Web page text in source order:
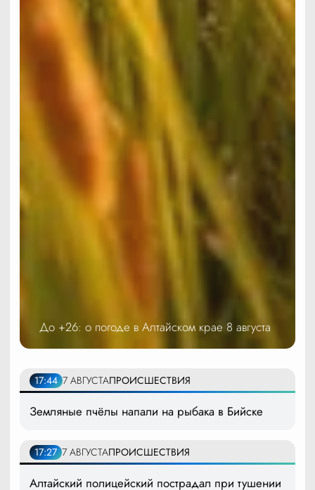
До +26: о погоде в Алтайском крае 8 августа
17:44 7 АВГУСТАПРОИСШЕСТВИЯ
Земляные пчёлы напали на рыбака в Бийске
17:27 7 АВГУСТАПРОИСШЕСТВИЯ
Алтайский полицейский пострадал при тушении